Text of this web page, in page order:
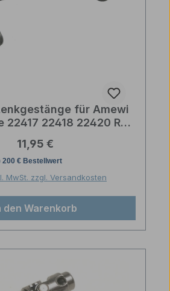
für Amewi
22417 22418 22420 RC
Regulärer Preis:
11,95 €
MwSt. zzgl. Versandkosten
den Warenkorb